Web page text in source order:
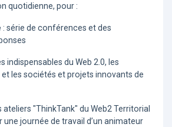
quotidienne, pour :
: série de conférences et des
indispensables du Web 2.0, les
et les sociétés et projets innovants de
ateliers "ThinkTank" du Web2 Territorial
une journée de travail d’un animateur